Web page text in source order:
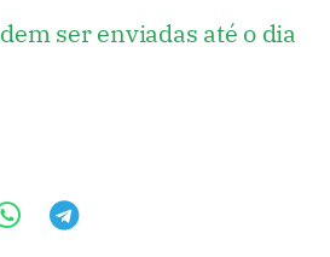
ser enviadas até o dia